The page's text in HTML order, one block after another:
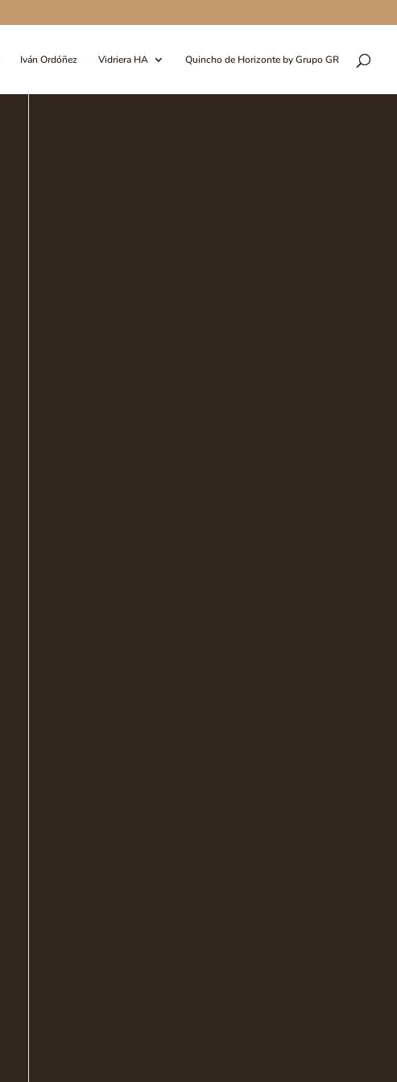
Iván Ordóñez Vidriera HA Quincho de Horizonte by Grupo GR